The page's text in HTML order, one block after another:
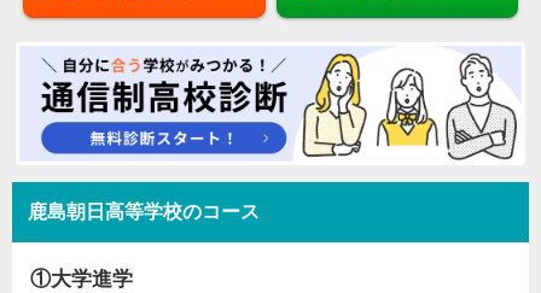
鹿島朝日高等学校のコース
①大学進学